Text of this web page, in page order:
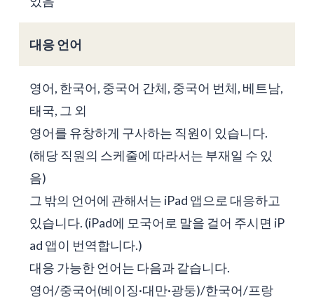
대응 언어
영어, 한국어, 중국어 간체, 중국어 번체, 베트남,
태국, 그 외
영어를 유창하게 구사하는 직원이 있습니다.
(해당 직원의 스케줄에 따라서는 부재일 수 있
음)
그 밖의 언어에 관해서는 iPad 앱으로 대응하고
있습니다. (iPad에 모국어로 말을 걸어 주시면 iP
ad 앱이 번역합니다.)
대응 가능한 언어는 다음과 같습니다.
영어/중국어(베이징·대만·광둥)/한국어/프랑